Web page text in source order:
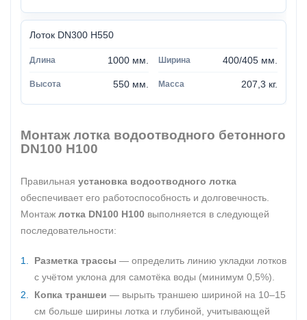
Лоток DN300 H550
1000 мм. 400/405 мм.
550 мм. 207,3 кг.
Монтаж лотка водоотводного бетонного
DN100 H100
Правильная установка водоотводного лотка
обеспечивает его работоспособность и долговечность.
Монтаж лотка DN100 H100 выполняется в следующей
последовательности:
Разметка трассы — определить линию укладки лотков
с учётом уклона для самотёка воды (минимум 0,5%).
Копка траншеи — вырыть траншею шириной на 10–15
см больше ширины лотка и глубиной, учитывающей